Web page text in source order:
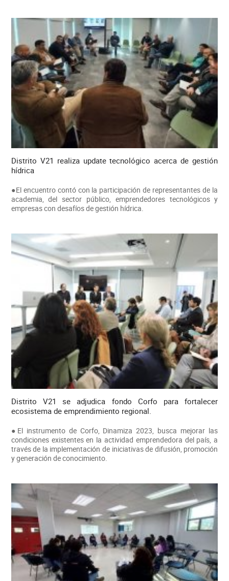
Distrito V21 realiza update tecnológico acerca de gestión
hídrica
●El encuentro contó con la participación de representantes de la
academia, del sector público, emprendedores tecnológicos y
empresas con desafíos de gestión hídrica.
Distrito V21 se adjudica fondo Corfo para fortalecer
ecosistema de emprendimiento regional.
●El instrumento de Corfo, Dinamiza 2023, busca mejorar las
condiciones existentes en la actividad emprendedora del país, a
través de la implementación de iniciativas de difusión, promoción
y generación de conocimiento.